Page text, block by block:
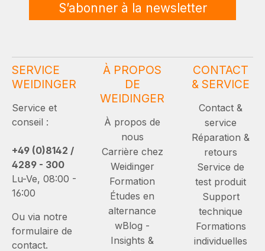
S’abonner à la newsletter
SERVICE
WEIDINGER
Service et
conseil :
+49 (0)8142 /
4289 - 300
Lu-Ve, 08:00 -
16:00
Ou via notre
formulaire de
contact.
À PROPOS
DE
WEIDINGER
À propos de
nous
Carrière chez
Weidinger
Formation
Études en
alternance
wBlog -
Insights &
CONTACT
& SERVICE
Contact &
service
Réparation &
retours
Service de
test produit
Support
technique
Formations
individuelles